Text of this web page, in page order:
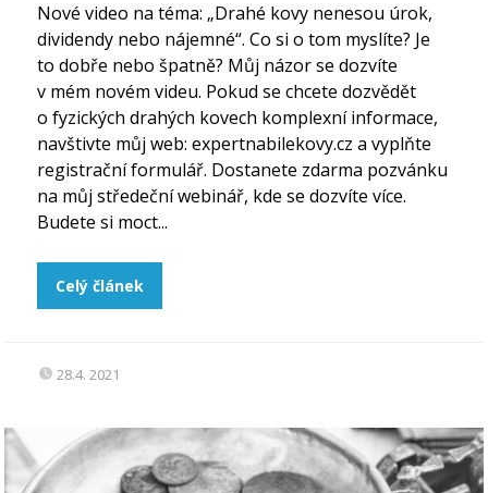
Nové video na téma: „Drahé kovy nenesou úrok,
dividendy nebo nájemné“. Co si o tom myslíte? Je
to dobře nebo špatně? Můj názor se dozvíte
v mém novém videu. Pokud se chcete dozvědět
o fyzických drahých kovech komplexní informace,
navštivte můj web: expertnabilekovy.cz a vyplňte
registrační formulář. Dostanete zdarma pozvánku
na můj středeční webinář, kde se dozvíte více.
Budete si moct...
Celý článek
28.4. 2021